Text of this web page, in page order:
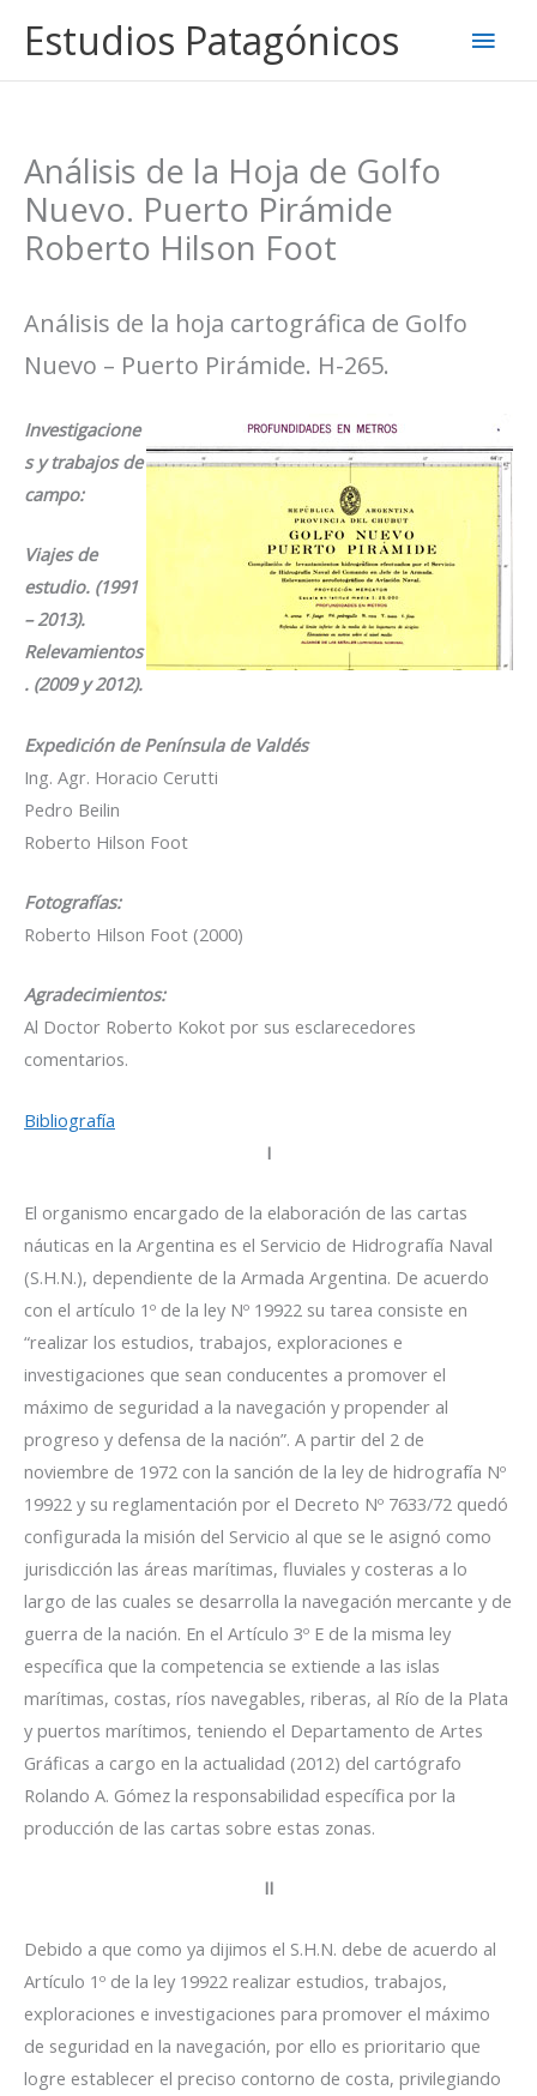
contenido
Estudios Patagónicos
Análisis de la Hoja de Golfo
Nuevo. Puerto Pirámide
Roberto Hilson Foot
Análisis de la hoja cartográfica de Golfo
Nuevo – Puerto Pirámide. H-265.
Investigacione
s y trabajos de
campo:
Viajes de
estudio. (1991
– 2013).
Relevamientos
. (2009 y 2012).
Expedición de Península de Valdés
Ing. Agr. Horacio Cerutti
Pedro Beilin
Roberto Hilson Foot
Fotografías:
Roberto Hilson Foot (2000)
Agradecimientos:
Al Doctor Roberto Kokot por sus esclarecedores
comentarios.
Bibliografía
I
El organismo encargado de la elaboración de las cartas
náuticas en la Argentina es el Servicio de Hidrografía Naval
(S.H.N.), dependiente de la Armada Argentina. De acuerdo
con el artículo 1º de la ley Nº 19922 su tarea consiste en
“realizar los estudios, trabajos, exploraciones e
investigaciones que sean conducentes a promover el
máximo de seguridad a la navegación y propender al
progreso y defensa de la nación”. A partir del 2 de
noviembre de 1972 con la sanción de la ley de hidrografía Nº
19922 y su reglamentación por el Decreto Nº 7633/72 quedó
configurada la misión del Servicio al que se le asignó como
jurisdicción las áreas marítimas, fluviales y costeras a lo
largo de las cuales se desarrolla la navegación mercante y de
guerra de la nación. En el Artículo 3º E de la misma ley
específica que la competencia se extiende a las islas
marítimas, costas, ríos navegables, riberas, al Río de la Plata
y puertos marítimos, teniendo el Departamento de Artes
Gráficas a cargo en la actualidad (2012) del cartógrafo
Rolando A. Gómez la responsabilidad específica por la
producción de las cartas sobre estas zonas.
II
Debido a que como ya dijimos el S.H.N. debe de acuerdo al
Artículo 1º de la ley 19922 realizar estudios, trabajos,
exploraciones e investigaciones para promover el máximo
de seguridad en la navegación, por ello es prioritario que
logre establecer el preciso contorno de costa, privilegiando